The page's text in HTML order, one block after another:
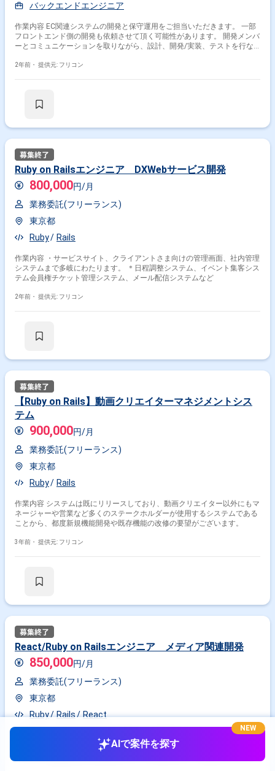
バックエンドエンジニア
作業内容 EC関連システムの開発と保守運用をご担当いただきます。 一部
フロントエンド側の開発も依頼させて頂く可能性があります。 開発メンバ
ーとコミュニケーションを取りながら、設計、開発/実装、テストを行な
2年前・ 提供元: フリコン
Ruby on Railsエンジニア DXWebサービス開発
800,000円/月
業務委託(フリーランス)
東京都
Ruby
Rails
作業内容 ・サービスサイト、クライアントさま向けの管理画面、社内管理
システムまで多岐にわたります。 ＊日程調整システム、イベント集客シス
テム会員権チケット管理システム、メール配信システムなど
2年前・ 提供元: フリコン
【Ruby on Rails】動画クリエイターマネジメントシス
テム
900,000円/月
業務委託(フリーランス)
東京都
Ruby
Rails
作業内容 システムは既にリリースしており、動画クリエイター以外にもマ
ネージャーや営業など多くのステークホルダーが使用するシステムである
ことから、都度新規機能開発や既存機能の改修の要望がございます。
3年前・ 提供元: フリコン
React/Ruby on Railsエンジニア メディア関連開発
850,000円/月
業務委託(フリーランス)
東京都
Ruby
Rails React
作業内容 主な改修内容としては以下など（現状はスプレッドシートで案件
管理。週1進捗会議） ・天気のAPIをつないで位置情報に応じて表示する
AIで案件を探す
NEW